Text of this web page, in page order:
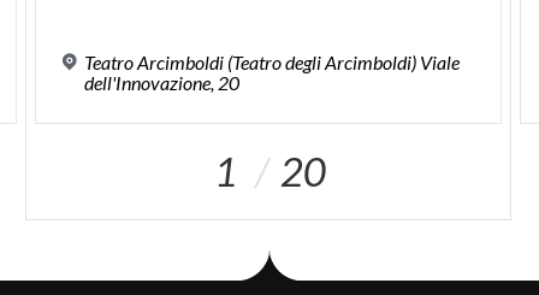
Teatro Arcimboldi (Teatro degli Arcimboldi) Viale
dell'Innovazione, 20
1 20